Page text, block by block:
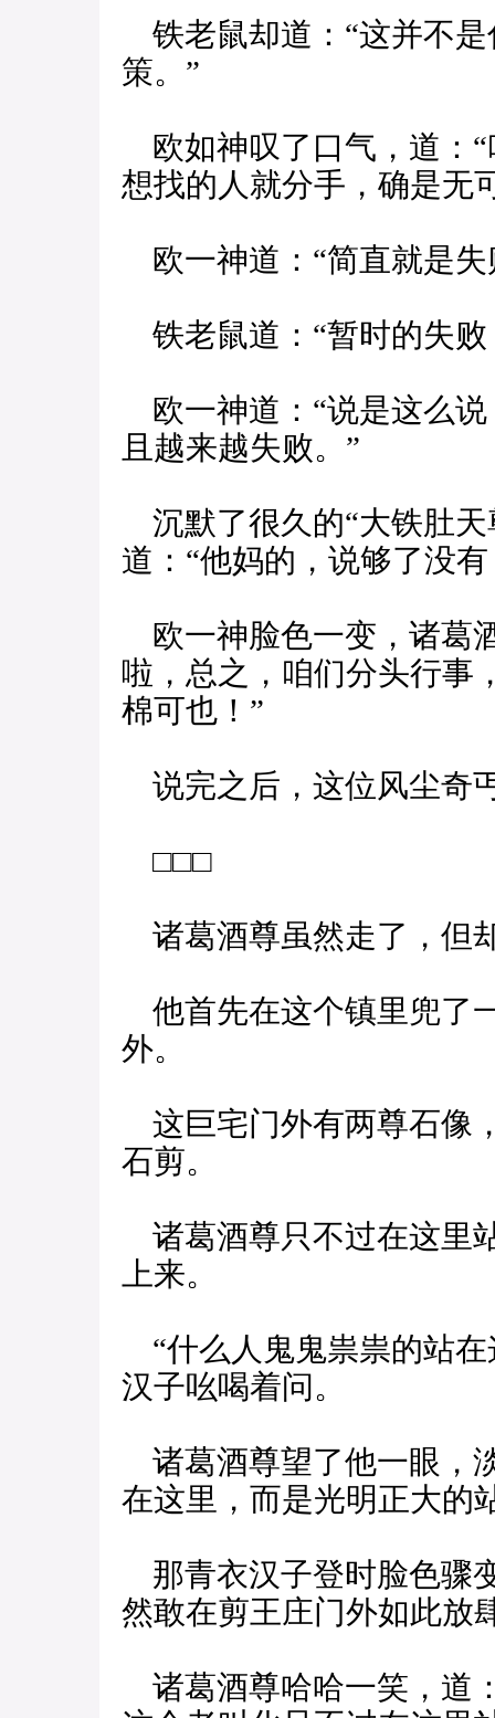
铁老鼠却道：“这并不
策。”
欧如神叹了口气，道：
想找的人就分手，确是无
欧一神道：“简直就是失
铁老鼠道：“暂时的失败
欧一神道：“说是这么
且越来越失败。”
沉默了很久的“大铁肚天
道：“他妈的，说够了没有
欧一神脸色一变，诸葛
啦，总之，咱们分头行事
棉可也！”
说完之后，这位风尘奇
□□□
诸葛酒尊虽然走了，但
他首先在这个镇里兜了
外。
这巨宅门外有两尊石像
石剪。
诸葛酒尊只不过在这里
上来。
“什么人鬼鬼祟祟的站在
汉子吆喝着问。
诸葛酒尊望了他一眼，
在这里，而是光明正大的
那青衣汉子登时脸色骤
然敢在剪王庄门外如此放
诸葛酒尊哈哈一笑，道